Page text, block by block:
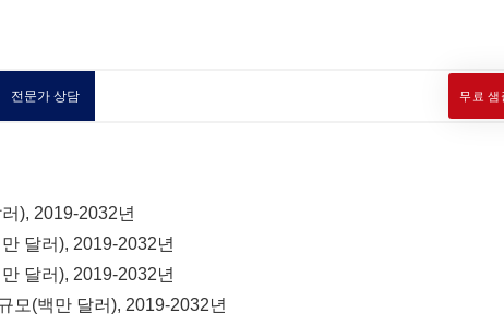
전문가 상담 무료 샘
), 2019-2032년
달러), 2019-2032년
달러), 2019-2032년
모(백만 달러), 2019-2032년